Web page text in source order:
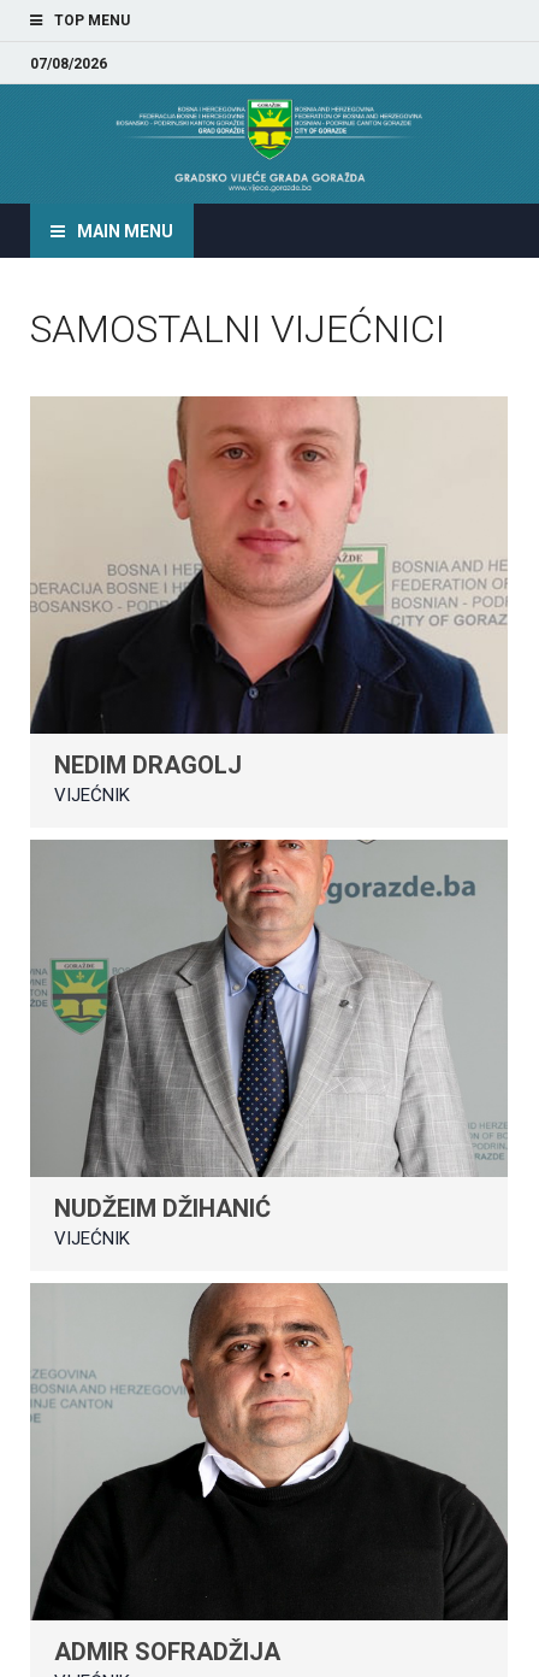
TOP MENU
07/08/2026
GRADSKO VIJEĆE GRADA
MAIN MENU
SAMOSTALNI VIJEĆNICI
NEDIM DRAGOLJ
VIJEĆNIK
NUDŽEIM DŽIHANIĆ
VIJEĆNIK
ADMIR SOFRADŽIJA